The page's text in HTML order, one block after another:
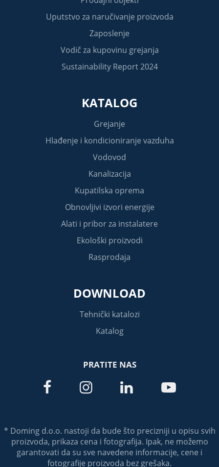
Uputstvo za naručivanje proizvoda
Zaposlenje
Vodič za kupovinu grejanja
Sustainability Report 2024
KATALOG
Grejanje
Hlađenje i kondicioniranje vazduha
Vodovod
Kanalizacija
Kupatilska oprema
Obnovljivi izvori energije
Alati i pribor za instalatere
Ekološki proizvodi
Rasprodaja
DOWNLOAD
Tehnički katalozi
Katalog
PRATITE NAS
   
* Doming d.o.o. nastoji da bude što precizniji u opisu svih
proizvoda, prikaza cena i fotografija. Ipak, ne možemo
garantovati da su sve navedene informacije, cene i
fotografije proizvoda bez grešaka.